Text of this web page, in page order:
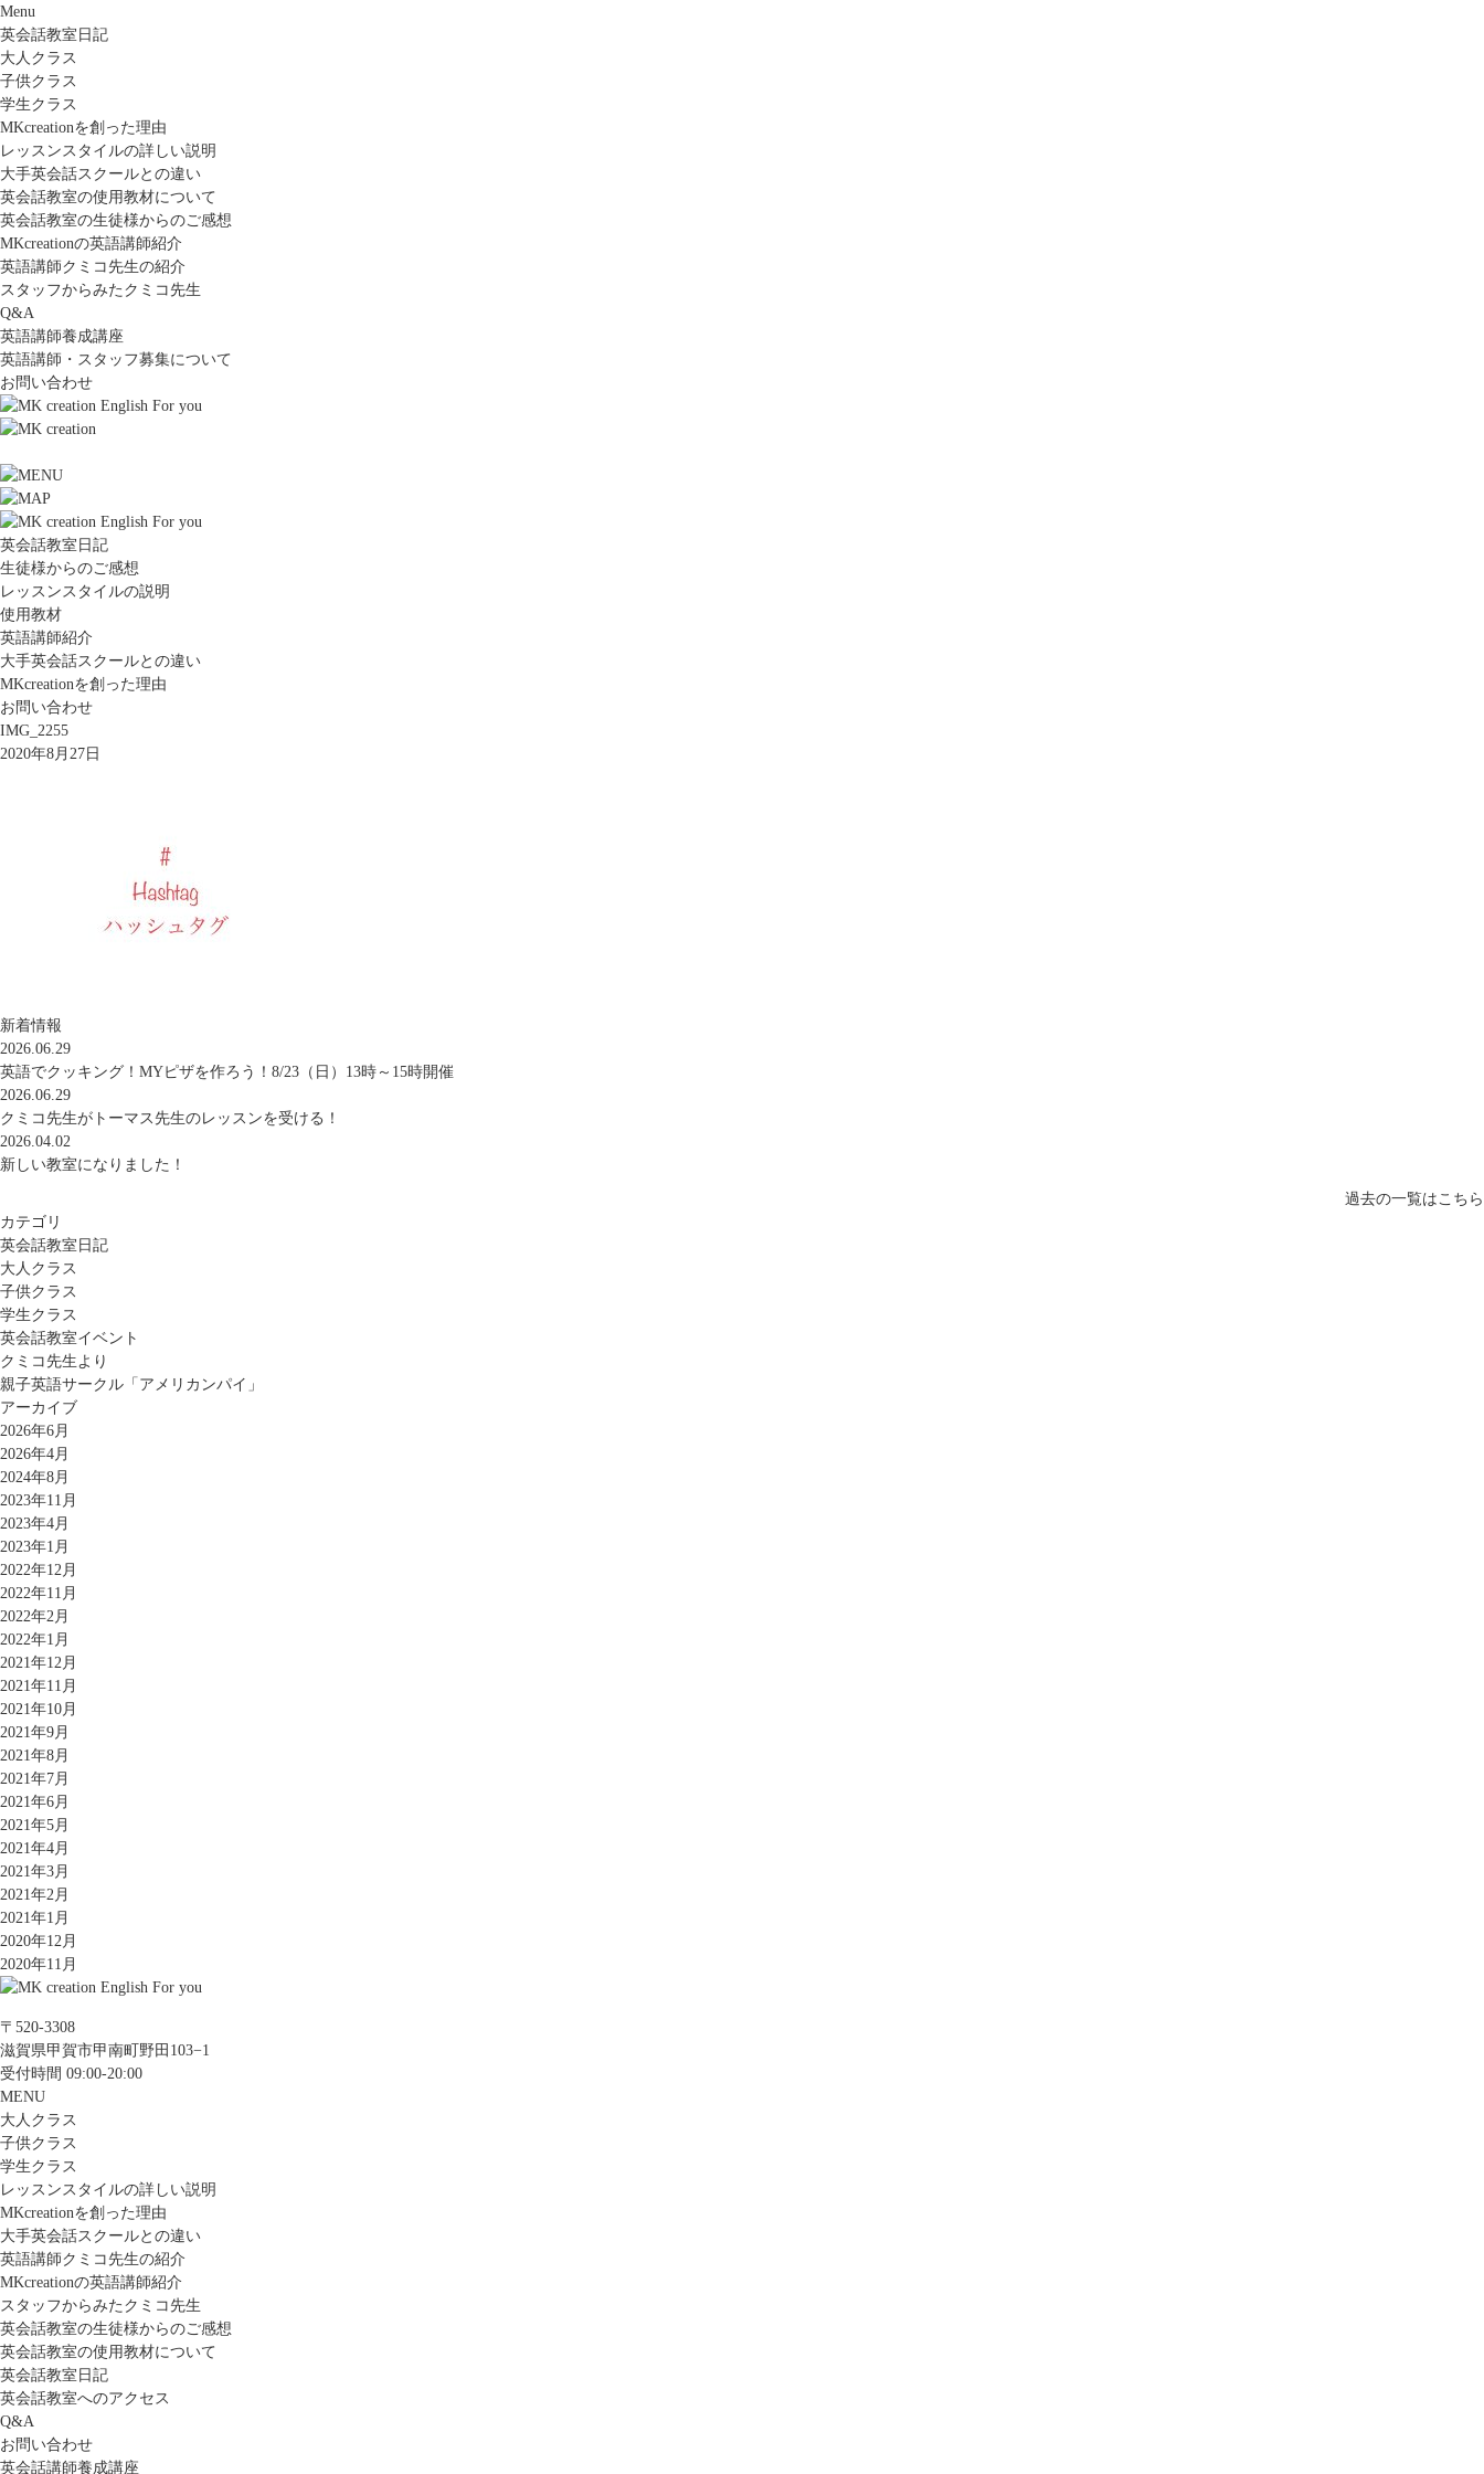
Menu
英会話教室日記
大人クラス
子供クラス
学生クラス
MKcreationを創った理由
レッスンスタイルの詳しい説明
大手英会話スクールとの違い
英会話教室の使用教材について
英会話教室の生徒様からのご感想
MKcreationの英語講師紹介
英語講師クミコ先生の紹介
スタッフからみたクミコ先生
Q&A
英語講師養成講座
英語講師・スタッフ募集について
お問い合わせ
英会話教室日記
生徒様からのご感想
レッスンスタイルの説明
使用教材
英語講師紹介
大手英会話スクールとの違い
MKcreationを創った理由
お問い合わせ
IMG_2255
2020年8月27日
新着情報
2026.06.29
英語でクッキング！MYピザを作ろう！8/23（日）13時～15時開催
2026.06.29
クミコ先生がトーマス先生のレッスンを受ける！
2026.04.02
新しい教室になりました！
過去の一覧はこちら
カテゴリ
英会話教室日記
大人クラス
子供クラス
学生クラス
英会話教室イベント
クミコ先生より
親子英語サークル「アメリカンパイ」
アーカイブ
2026年6月
2026年4月
2024年8月
2023年11月
2023年4月
2023年1月
2022年12月
2022年11月
2022年2月
2022年1月
2021年12月
2021年11月
2021年10月
2021年9月
2021年8月
2021年7月
2021年6月
2021年5月
2021年4月
2021年3月
2021年2月
2021年1月
2020年12月
2020年11月
〒520-3308
滋賀県甲賀市甲南町野田103−1
受付時間 09:00-20:00
MENU
大人クラス
子供クラス
学生クラス
レッスンスタイルの詳しい説明
MKcreationを創った理由
大手英会話スクールとの違い
英語講師クミコ先生の紹介
MKcreationの英語講師紹介
スタッフからみたクミコ先生
英会話教室の生徒様からのご感想
英会話教室の使用教材について
英会話教室日記
英会話教室へのアクセス
Q&A
お問い合わせ
英会話講師養成講座